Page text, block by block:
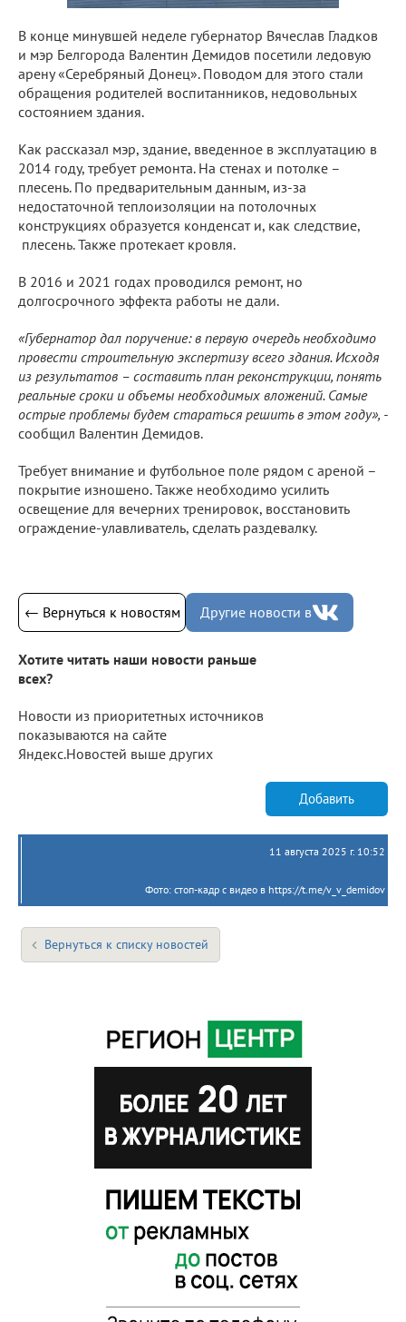
В конце минувшей неделе губернатор Вячеслав Гладков
и мэр Белгорода Валентин Демидов посетили ледовую
арену «Серебряный Донец». Поводом для этого стали
обращения родителей воспитанников, недовольных
состоянием здания.
Как рассказал мэр, здание, введенное в эксплуатацию в
2014 году, требует ремонта. На стенах и потолке –
плесень. По предварительным данным, из-за
недостаточной теплоизоляции на потолочных
конструкциях образуется конденсат и, как следствие,
плесень. Также протекает кровля.
В 2016 и 2021 годах проводился ремонт, но
долгосрочного эффекта работы не дали.
«Губернатор дал поручение: в первую очередь необходимо
провести строительную экспертизу всего здания. Исходя
из результатов – составить план реконструкции, понять
реальные сроки и объемы необходимых вложений. Самые
острые проблемы будем стараться решить в этом году», -
сообщил Валентин Демидов.
Требует внимание и футбольное поле рядом с ареной –
покрытие изношено. Также необходимо усилить
освещение для вечерних тренировок, восстановить
ограждение-улавливатель, сделать раздевалку.
← Вернуться к новостям Другие новости в
Хотите читать наши новости раньше
всех?
Новости из приоритетных источников
показываются на сайте
Яндекс.Новостей выше других
Добавить
11 августа 2025 г. 10:52
Фото: стоп-кадр с видео в https://t.me/v_v_demidov
Вернуться к списку новостей